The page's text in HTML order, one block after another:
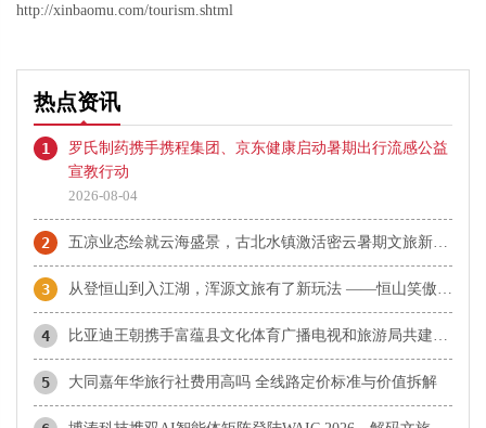
http://xinbaomu.com/tourism.shtml
热点资讯
1
罗氏制药携手携程集团、京东健康启动暑期出行流感公益
宣教行动
2026-08-04
2
3
4
5 大同嘉年华旅行社费用高吗 全线路定价标准与价值拆解